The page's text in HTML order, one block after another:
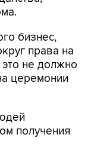
бизнес,
права на
не должно
церемонии
получения